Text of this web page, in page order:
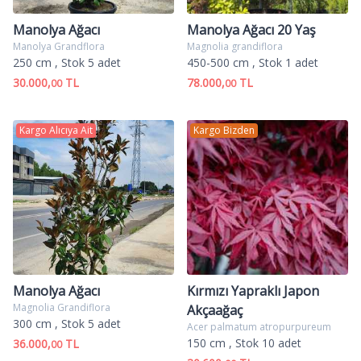
Manolya Ağacı
Manolya Grandflora
250 cm , Stok 5 adet
30.000,00TL
Manolya Ağacı 20 Yaş
Magnolia grandiflora
450-500 cm , Stok 1 adet
78.000,00TL
Kargo Alıcıya Ait
Manolya Ağacı
Magnolia Grandiflora
300 cm , Stok 5 adet
36.000,00TL
Kargo Bizden
Kırmızı Yapraklı Japon
Akçaağaç
Acer palmatum atropurpureum
150 cm , Stok 10 adet